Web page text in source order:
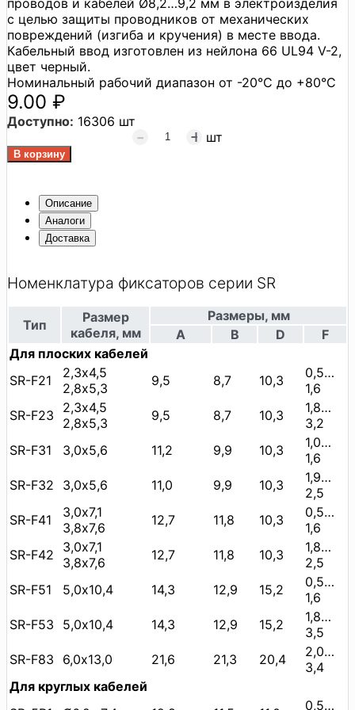
с целью защиты проводников от механических
повреждений (изгиба и кручения) в месте ввода.
Кабельный ввод изготовлен из нейлона 66 UL94 V-2,
цвет черный.
Номинальный рабочий диапазон от -20°C до +80°C
9.00 ₽
Доступно: 16306 шт
шт
Описание
Аналоги
Доставка
Номенклатура фиксаторов серии SR
Тип
Размер
кабеля, мм
Размеры, мм
А
В D
F
Для плоских кабелей
SR-F21
2,3х4,5
2,8х5,3
9,5 8,7 10,3
0,5…
1,6
SR-F23
2,3х4,5
2,8х5,3
9,5 8,7 10,3
1,8…
3,2
SR-F31
3,0х5,6 11,2 9,9 10,3
1,0…
1,6
SR-F32
3,0х5,6 11,0 9,9 10,3
1,9…
2,5
SR-F41
3,0х7,1
3,8х7,6
12,7 11,8 10,3
0,5…
1,6
SR-F42
3,0х7,1
3,8х7,6
12,7 11,8 10,3
1,8…
2,5
SR-F51
5,0х10,4 14,3 12,9 15,2
0,5…
1,6
SR-F53
5,0х10,4 14,3 12,9 15,2
1,8…
3,5
SR-F83
6,0х13,0 21,6 21,3 20,4
2,0…
3,4
Для круглых кабелей
0,5…